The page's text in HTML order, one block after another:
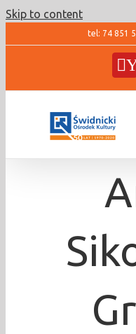
Skip to content
tel: 74 851